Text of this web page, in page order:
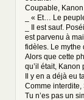
Coupable,
_ « Et… Le
_ Il est sauf.
est parvenu à
fidèles. Le mythe
Alors que cette
qu’il était,
Il y en a déjà eu
Comme interdite,
Tu n’es pas un